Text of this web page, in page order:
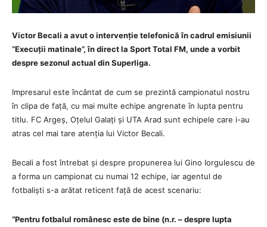
Victor Becali a avut o intervenție telefonică în cadrul emisiunii
“Execuții matinale”, în direct la Sport Total FM, unde a vorbit
despre sezonul actual din Superliga.
Impresarul este încântat de cum se prezintă campionatul nostru
în clipa de față, cu mai multe echipe angrenate în lupta pentru
titlu. FC Argeș, Oțelul Galați și UTA Arad sunt echipele care i-au
atras cel mai tare atenția lui Victor Becali.
Becali a fost întrebat și despre propunerea lui Gino Iorgulescu de
a forma un campionat cu numai 12 echipe, iar agentul de
fotbaliști s-a arătat reticent față de acest scenariu:
“Pentru fotbalul românesc este de bine (n.r. – despre lupta